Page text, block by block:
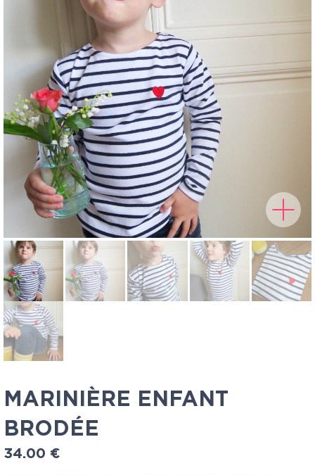
MARINIÈRE ENFANT
BRODÉE
34.00 €